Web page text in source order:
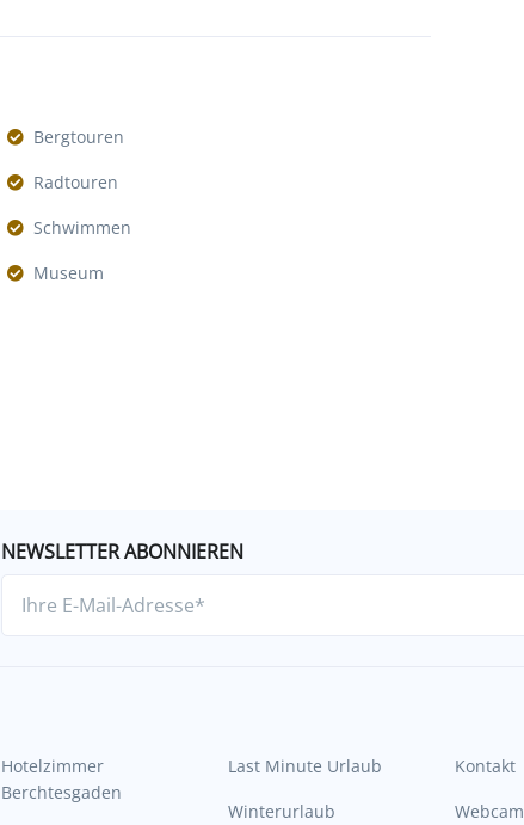
Bergtouren
Radtouren
Schwimmen
Museum
NEWSLETTER ABONNIEREN
Hotelzimmer
Berchtesgaden
Last Minute Urlaub
Winterurlaub
Kontakt
Webcam